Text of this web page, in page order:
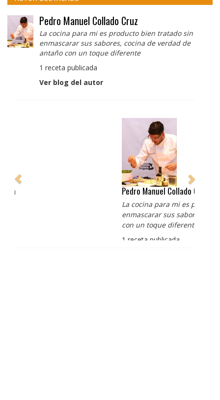
Pedro Manuel Collado Cruz
La cocina para mi es producto bien tratado sin
enmascarar sus sabores, cocina de verdad de
antaño con un toque diferente
1 receta publicada
Ver blog del autor
Pedro Manuel Collado Cruz
La cocina para mi es producto bien tratado sin
enmascarar sus sabores, cocina de verdad de antaño